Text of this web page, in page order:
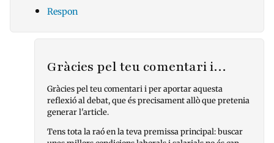
Respon
Gràcies pel teu comentari i…
Gràcies pel teu comentari i per aportar aquesta
reflexió al debat, que és precisament allò que pretenia
generar l'article.
Tens tota la raó en la teva premissa principal: buscar